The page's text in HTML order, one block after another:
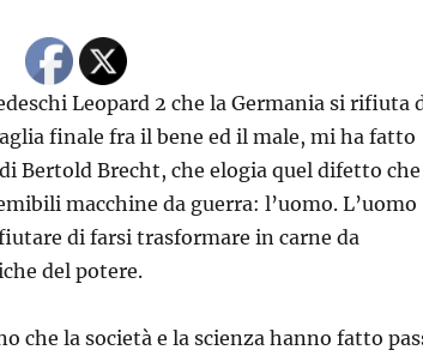
Leopard 2 che la Germania si rifiuta
finale fra il bene ed il male, mi ha fatto
Bertold Brecht, che elogia quel difetto che
macchine da guerra: l’uomo. L’uomo
di farsi trasformare in carne da
del potere.
che la società e la scienza hanno fatto